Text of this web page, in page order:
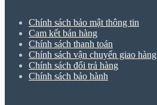
Chính sách bảo mật thông tin
Cam kết bán hàng
Chính sách thanh toán
Chính sách vận chuyển giao hàng
Chính sách đổi trả hàng
Chính sách bảo hành